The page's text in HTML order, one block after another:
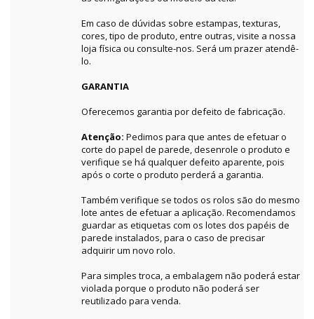
Em caso de dúvidas sobre estampas, texturas,
cores, tipo de produto, entre outras, visite a nossa
loja física ou consulte-nos. Será um prazer atendê-
lo.
GARANTIA
Oferecemos garantia por defeito de fabricação.
Atenção: Pedimos para que antes de efetuar o
corte do papel de parede, desenrole o produto e
verifique se há qualquer defeito aparente, pois
após o corte o produto perderá a garantia.
Também verifique se todos os rolos são do mesmo
lote antes de efetuar a aplicação. Recomendamos
guardar as etiquetas com os lotes dos papéis de
parede instalados, para o caso de precisar
adquirir um novo rolo.
Para simples troca, a embalagem não poderá estar
violada porque o produto não poderá ser
reutilizado para venda.